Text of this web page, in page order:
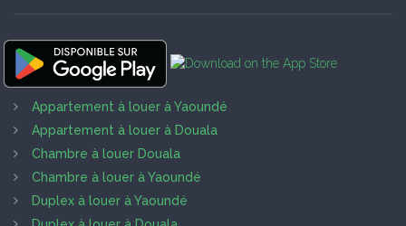
Appartement à louer à Yaoundé
Appartement à louer à Douala
Chambre à louer Douala
Chambre à louer à Yaoundé
Duplex à louer à Yaoundé